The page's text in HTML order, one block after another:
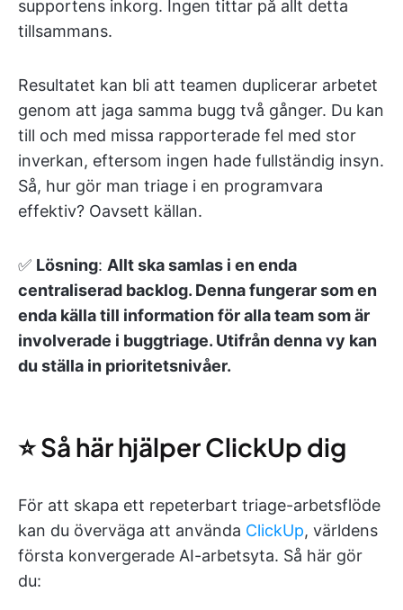
supportens inkorg. Ingen tittar på allt detta
tillsammans.
Resultatet kan bli att teamen duplicerar arbetet
genom att jaga samma bugg två gånger. Du kan
till och med missa rapporterade fel med stor
inverkan, eftersom ingen hade fullständig insyn.
Så, hur gör man triage i en programvara
effektiv? Oavsett källan.
✅ Lösning: Allt ska samlas i en enda
centraliserad backlog. Denna fungerar som en
enda källa till information för alla team som är
involverade i buggtriage. Utifrån denna vy kan
du ställa in prioritetsnivåer.
⭐️ Så här hjälper ClickUp dig
För att skapa ett repeterbart triage-arbetsflöde
kan du överväga att använda ClickUp, världens
första konvergerade AI-arbetsyta. Så här gör
du: